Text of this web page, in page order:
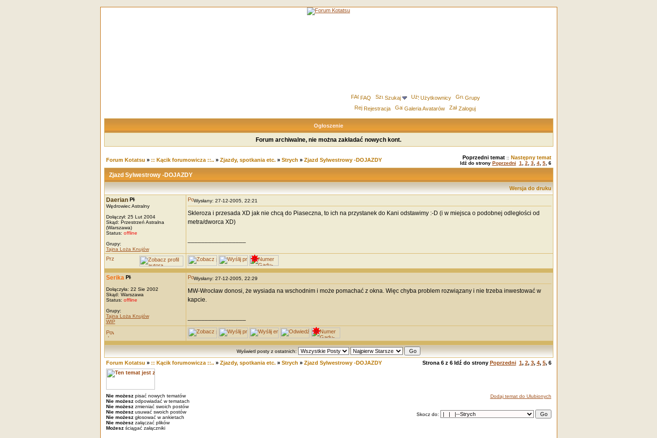
FAQ Szukaj Użytkownicy
Grupy
Rejestracja
Galeria Avatarów Zaloguj
Ogłoszenie
Forum archiwalne, nie można zakładać nowych kont.
Forum Kotatsu » :: Kącik forumowicza ::..» Zjazdy, spotkania etc.» Strych » Zjazd Sylwestrowy -DOJAZDY Poprzedni temat:: Następny temat
Idź do strony Poprzedni 1 2 3, 4, 5, 6
Zjazd Sylwestrowy -DOJAZDY
Wersja do druku
Daerian
Wędrowiec Astralny
Dołączył: 25 Lut 2004
Skąd: Przestrzeń Astralna
(Warszawa)
Status: offline
Grupy:
Tajna Loża Knujów
Wysłany: 27-12-2005, 22:21
Skleroza i przesada XD jak nie chcą do Piaseczna, to ich na przystanek do Kani odstawimy :-D (i w miejsca o podobnej odległości od
metra/dworca XD)
Serika
Dołączyła: 22 Sie 2002
Skąd: Warszawa
Status: offline
Grupy:
Tajna Loża Knujów
WIP
Wysłany: 27-12-2005, 22:29
MW-Wrocław donosi, że wysiada na wschodnim i może pomachać z okna. Więc chyba problem rozwiązany i nie trzeba inwestować w
kapcie.
Wyświetl posty z ostatnich:
Forum Kotatsu » :: Kącik forumowicza ::..» Zjazdy, spotkania etc.» Strych » Zjazd Sylwestrowy -DOJAZDY Strona 6z 6Idź do strony Poprzedni 1, 2, 3, 4, 5, 6
Nie możeszpisać nowych tematów
Nie możeszodpowiadać w tematach
Nie możeszzmieniać swoich postów
Nie możeszusuwać swoich postów
Nie możeszgłosować w ankietach
Nie możeszzałączać plików
Możeszściągać załączniki
Dodaj temat do Ulubionych
Skocz do: